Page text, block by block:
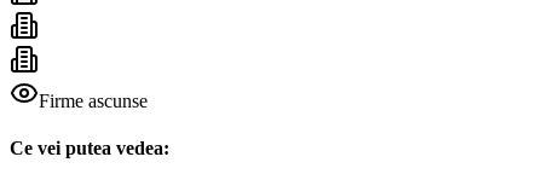
Firme ascunse
Ce vei putea vedea: